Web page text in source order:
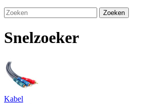
Zoeken
Snelzoeker
Kabel